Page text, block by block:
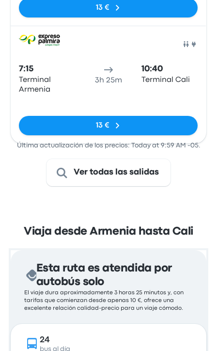
13 €
7:15
Terminal
Armenia
3h 25m
10:40
Terminal Cali
13 €
Última actualización de los precios: Today at 9:59 AM -05.
Ver todas las salidas
Viaja desde Armenia hasta Cali
Esta ruta es atendida por
autobús solo
El viaje dura aproximadamente 3 horas 25 minutos y, con
tarifas que comienzan desde apenas 10 €, ofrece una
excelente relación calidad-precio para un viaje cómodo.
24
bus al día